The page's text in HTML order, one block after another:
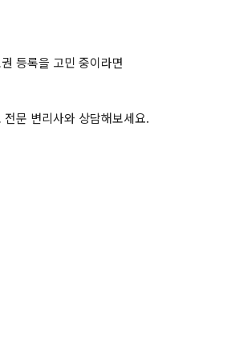
등록을 고민 중이라면
전문 변리사와 상담해보세요.